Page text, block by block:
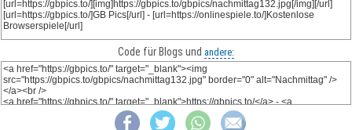
Code für Blogs und andere: